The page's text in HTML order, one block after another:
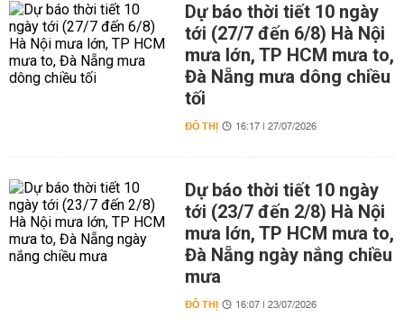
Dự báo thời tiết 10 ngày
tới (27/7 đến 6/8) Hà Nội
mưa lớn, TP HCM mưa to,
Đà Nẵng mưa dông chiều
tối
ĐÔ THỊ 16:17 | 27/07/2026
Dự báo thời tiết 10 ngày
tới (23/7 đến 2/8) Hà Nội
mưa lớn, TP HCM mưa to,
Đà Nẵng ngày nắng chiều
mưa
ĐÔ THỊ 16:07 | 23/07/2026